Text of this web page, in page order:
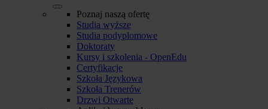
Poznaj naszą ofertę
Studia wyższe
Studia podyplomowe
Doktoraty
Kursy i szkolenia - OpenEdu
Certyfikacje
Szkoła Językowa
Szkoła Trenerów
Drzwi Otwarte